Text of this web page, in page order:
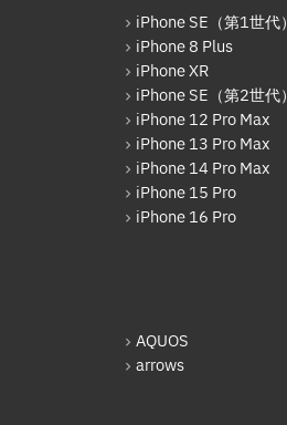
iPhone SE（第1世代）
iPhone 8 Plus
iPhone XR
iPhone SE（第2世代）
iPhone 12 Pro Max
iPhone 13 Pro Max
iPhone 14 Pro Max
iPhone 15 Pro
iPhone 16 Pro
AQUOS
arrows